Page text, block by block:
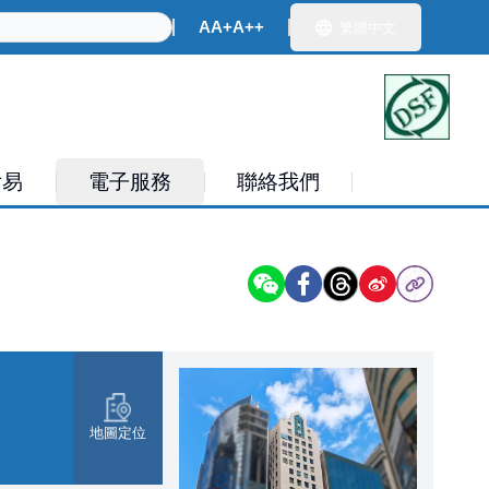
AA+A++
電子服務 聯絡我們
地圖定位